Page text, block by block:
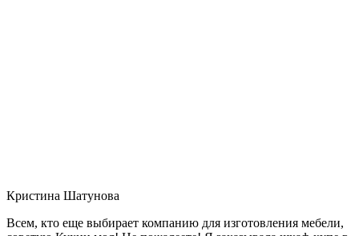
Кристина Шатунова
Всем, кто еще выбирает компанию для изготовления мебели,